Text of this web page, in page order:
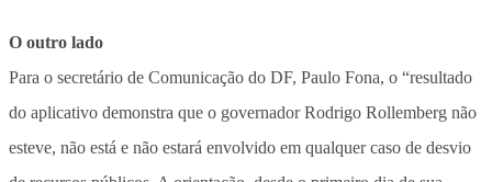
O outro lado
Para o secretário de Comunicação do DF, Paulo Fona, o “resultado
do aplicativo demonstra que o governador Rodrigo Rollemberg não
esteve, não está e não estará envolvido em qualquer caso de desvio